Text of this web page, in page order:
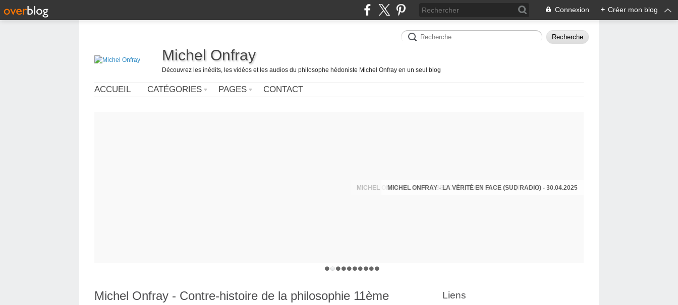
Connexion + Créer mon blog
Michel Onfray
Découvrez les inédits, les vidéos et les audios du philosophe hédoniste Michel Onfray en un seul blog
ACCUEIL CATÉGORIES PAGES CONTACT
MICHEL ONFRAY - LA VÉRITÉ EN FACE (SUD RADIO) - 30.04.2025
Michel Onfray - Contre-histoire de la philosophie 11ème
Liens